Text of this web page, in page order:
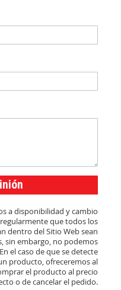
a disponibilidad y cambio
que todos los
dentro del Sitio Web sean
sin embargo, no podemos
el caso de que se detecte
producto, ofreceremos al
el producto al precio
o de cancelar el pedido.